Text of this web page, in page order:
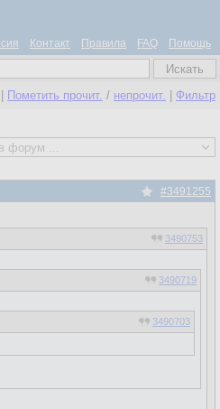
Контакт Правила FAQ Помощь
Пометить прочит. / непрочит. Фильтр
#3491255
3490753
3490719
3490703